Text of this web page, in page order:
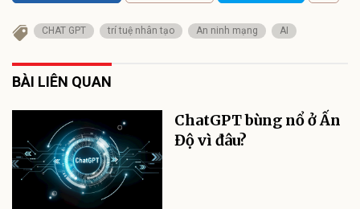
CHAT GPT trí tuệ nhân tạo An ninh mạng AI
BÀI LIÊN QUAN
ChatGPT bùng nổ ở Ấn
Độ vì đâu?